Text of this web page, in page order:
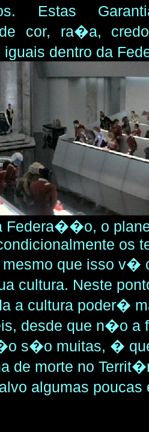
Estas
de cor, ra�a,
iguais dentro da
Federa��o, o
os
que isso v�
cultura. Neste
a cultura poder�
desde que n�o a
s�o muitas, �
de morte no
algumas